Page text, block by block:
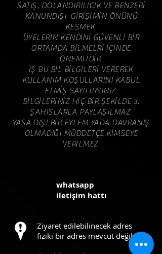
SATIŞ, DOLANDIRILICIK VE BENZERİ
KANUNDIŞI GİRİŞİMİN ÖNÜNÜ
KESMEK
ÜYELERİN KENDİNİ GÜVENLİ BİR
ORTAMDA BİLMELRİ İÇİNDE
ÖNEMLİDİR
İŞ BU BİL BİLGİLERİ VEREREK
KULLANIM KOŞULLARINI KABUL
ETMİŞ SAYILIRSINIZ
BİLGİLERİNİZ HİÇ BİR ŞEKİLDE 3.
ŞAHISLARLA PAYLAŞILMAZ
YASA DIŞI BİR EYLEM YADA DAVRANIŞ
OLMADIĞI MÜDDETÇE KİMSEYE
VERİLMEZ
whatsapp
iletişim hattı
Ziyaret edilebilinecek adres
fiziki bir adres mevcut değildir.